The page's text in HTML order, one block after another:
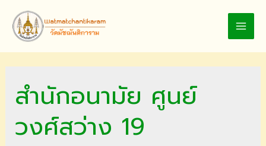
content
สำนักอนามัย ศูนย์
วงศ์สว่าง 19